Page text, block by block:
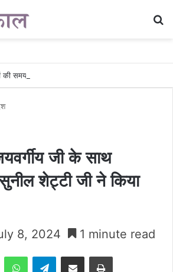
जी के साथ
शेट्टी जी ने किया
8, 2024 1 minute read
WhatsAppTelegramShare via Email Print